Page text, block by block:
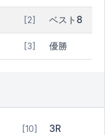
[2] ベスト8
[3] 優勝
[10] 3R